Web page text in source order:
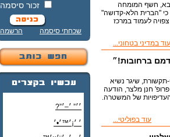
בפברואר 2026 בכפר סבא, חשף המומחה
"הברית הלא-קדושה"
לעמוד במרכז
עוד במדיני בטחוני...
ברחובות!״
שיגר נשיא
חנן מלצר, הודעה
של המשטרה.
עוד בפוליטי...
זכור סיסמה
שכחתי סיסמה הרשמה
׳׳” ׳–׳”?
׳ ׳¡׳™׳•׳